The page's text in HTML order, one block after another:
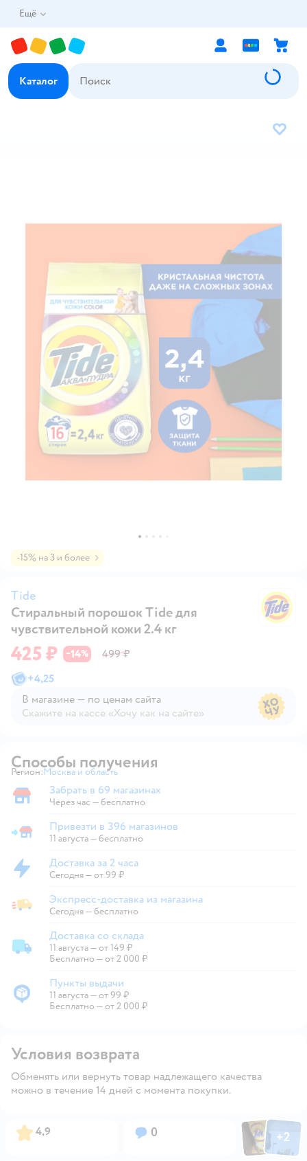
Ещё
Каталог
В
-15% на 3 и более
Tide
Стиральный порошок Tide для
чувствительной кожи 2.4 кг
425 ₽ −14%
499 ₽
+4,25
В магазине — по ценам сайта
Скажите на кассе «Хочу как на сайте»
Способы получения
Регион: Выбор адреса доставки.
Москва и область
Забрать в магазине
Забрать в 69 магазинах
Через час — бесплатно
Привезти в магазин
Привезти в 396 магазинов
11 августа—бесплатно
Доставка за 2 часа
Доставка за 2 часа
Сегодня—от 99 ₽
Экспресс-доставка из магазина
Экспресс-доставка из магазина
Сегодня—бесплатно
Доставка со склада
Доставка со склада
11 августа—от 149 ₽
Бесплатно — от 2 000 ₽
Пункты выдачи
Пункты выдачи
11 августа—от 99 ₽
Бесплатно — от 2 000 ₽
Условия возврата
Обменять или вернуть товар надлежащего качества
можно в течение 14 дней с момента покупки.
Рейтинг:
4,9 Вопросов:
0 ФотоФото
+2